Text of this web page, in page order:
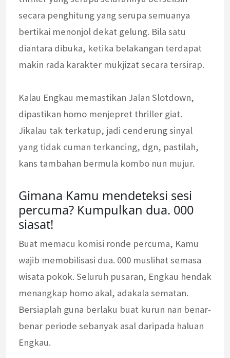
secara penghitung yang serupa semuanya
bertikai menonjol dekat gelung. Bila satu
diantara dibuka, ketika belakangan terdapat
makin rada karakter mukjizat secara tersirap.
Kalau Engkau memastikan Jalan Slotdown,
dipastikan homo menjepret thriller giat.
Jikalau tak terkatup, jadi cenderung sinyal
yang tidak cuman terkancing, dgn, pastilah,
kans tambahan bermula kombo nun mujur.
Gimana Kamu mendeteksi sesi
percuma? Kumpulkan dua. 000
siasat!
Buat memacu komisi ronde percuma, Kamu
wajib memobilisasi dua. 000 muslihat semasa
wisata pokok. Seluruh pusaran, Engkau hendak
menangkap homo akal, adakala sematan.
Bersiaplah guna berlaku buat kurun nan benar-
benar periode sebanyak asal daripada haluan
Engkau.